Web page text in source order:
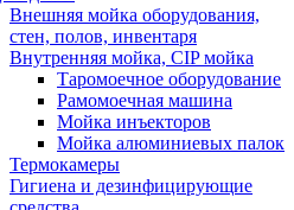
Внешняя мойка оборудования,
стен, полов, инвентаря
Внутренняя мойка, CIP мойка
Таромоечное оборудование
Рамомоечная машина
Мойка инъекторов
Мойка алюминиевых палок
Термокамеры
Гигиена и дезинфицирующие